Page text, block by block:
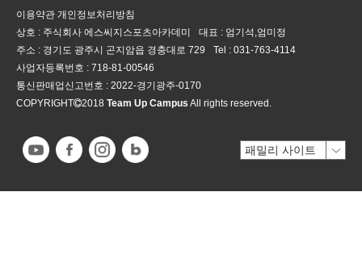
이용약관 개인정보처리방침
상호 : 주식회사 에스씨지스포츠아카데미
대표 : 엄기석,엄미정
주소 : 경기도 광주시 곤지암읍 경충대로 729
Tel : 031-763-4114
사업자등록번호 : 718-81-00546
통신판매업신고번호 : 2022-경기광주-0170
COPYRIGHT
2018 Team Up Campus All rights reserved.